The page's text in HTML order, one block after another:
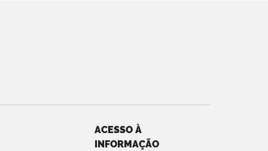
ACESSO À
INFORMAÇÃO